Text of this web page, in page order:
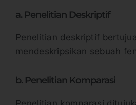
a. Penelitian Deskriptif
Penelitian deskriptif
mendeskripsikan sebuah
b. Penelitian Komparasi